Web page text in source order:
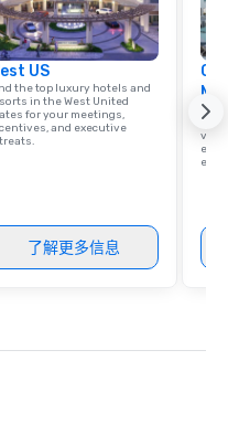
US
the top luxury hotels and
in the West United
for your meetings,
and executive
了解更多信息